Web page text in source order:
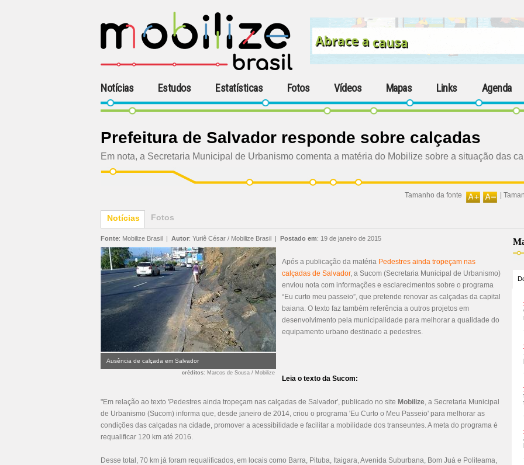
Notícias Estudos Estatísticas Fotos Vídeos Mapas Links Agenda
Prefeitura de Salvador responde sobre calçadas
Em nota, a Secretaria Municipal de Urbanismo comenta a matéria do Mobilize sobre a situação das
Tamanho da fonte
Notícias Fotos
Fonte: Mobilize Brasil | Autor: Yuriê César / Mobilize Brasil | Postado em: 19 de janeiro de 2015
Ausência de calçada em Salvador
créditos: Marcos de Sousa / Mobilize
Após a publicação da matéria Pedestres ainda tropeçam nas
calçadas de Salvador, a Sucom (Secretaria Municipal de Urbanismo)
enviou nota com informações e esclarecimentos sobre o programa
“Eu curto meu passeio”, que pretende renovar as calçadas da capital
baiana. O texto faz também referência a outros projetos em
desenvolvimento pela municipalidade para melhorar a qualidade do
equipamento urbano destinado a pedestres.
Leia o texto da Sucom:
"Em relação ao texto 'Pedestres ainda tropeçam nas calçadas de Salvador', publicado no site Mobilize, a Secretaria Municipal
de Urbanismo (Sucom) informa que, desde janeiro de 2014, criou o programa 'Eu Curto o Meu Passeio' para melhorar as
condições das calçadas na cidade, promover a acessibilidade e facilitar a mobilidade dos transeuntes. A meta do programa é
requalificar 120 km até 2016.
Desse total, 70 km já foram requalificados, em locais como Barra, Pituba, Itaigara, Avenida Suburbana, Bom Juá e Politeama,